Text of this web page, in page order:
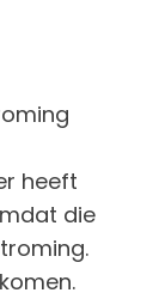
heeft
die